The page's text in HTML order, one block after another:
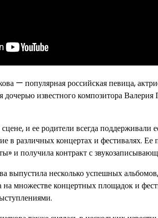
— популярная российская певица,
дочерью известного композитора
и ее родители всегда
в различных концертах и фестивалях.
и получила контракт с
выпустила несколько успешных
множестве концертных площадок и